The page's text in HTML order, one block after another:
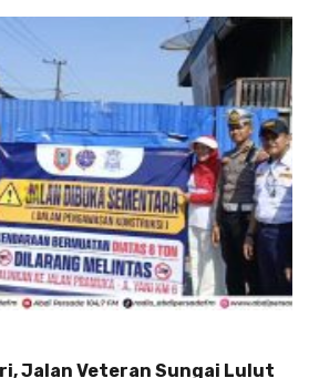
Jalan Veteran Sungai Lulut